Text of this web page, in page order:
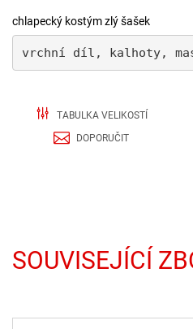
chlapecký kostým zlý šašek
vrchní díl, kalhoty,
TABULKA VELIKOSTÍ
DOPORUČIT
SOUVISEJÍCÍ